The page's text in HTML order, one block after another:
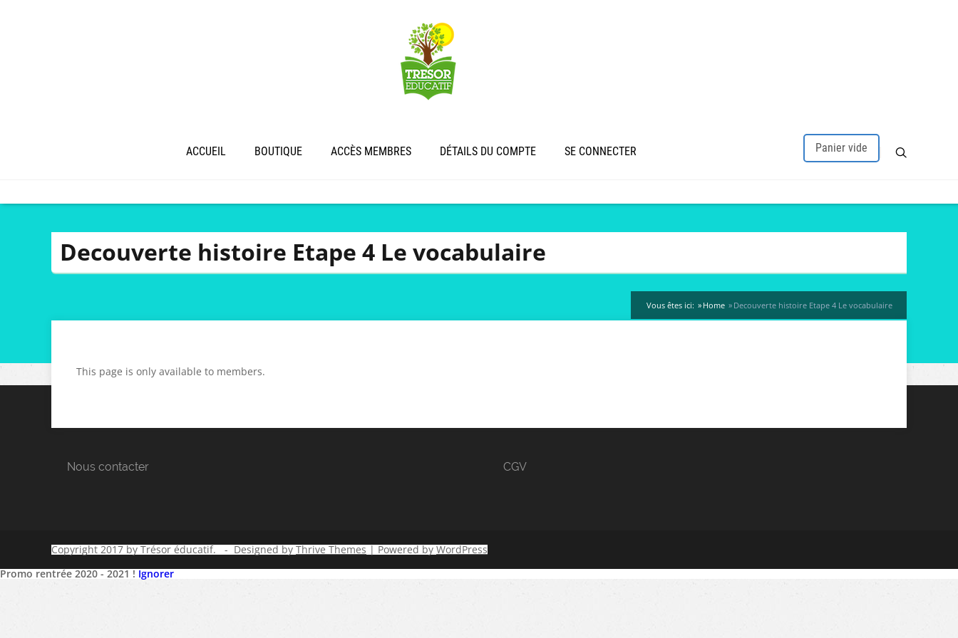
Panier vide
ACCUEIL BOUTIQUE ACCÈS MEMBRES DÉTAILS DU COMPTE SE CONNECTER
Decouverte histoire Etape 4 Le vocabulaire
Vous êtes ici: Home Decouverte histoire Etape 4 Le vocabulaire
This page is only available to members.
Nous contacter CGV
Copyright 2017 by Trésor éducatif. - Designed byThrive Themes| Powered byWordPress
Promo rentrée 2020 - 2021 !Ignorer